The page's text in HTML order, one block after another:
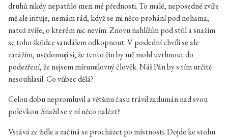
druhů nikdy nepatřilo mezi mé přednosti. To malé, neposedné zvíře
mě ale irituje, nemám rád, když se mi něco prohání pod nohama,
natož zvíře, o kterém nic nevím. Znovu nahlížím pod stůl a snažím
se toho škůdce sandálem odkopnout. V poslední chvíli se ale
zarážím, uvědomuji si, že tento čin by mě mohl uvrhnout do
podezření, že nejsem mírumilovný člověk. Náš Pán by s tím určitě
nesouhlasil. Co vůbec dělá?
Celou dobu nepromluvil a většinu času trávil zadumán nad svou
polévkou. Snažil se v ní něco nalézt?
Vstává ze židle a začíná se procházet po místnosti. Dojde ke stohu